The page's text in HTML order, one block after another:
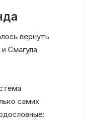
вернуть
Смагула
самих